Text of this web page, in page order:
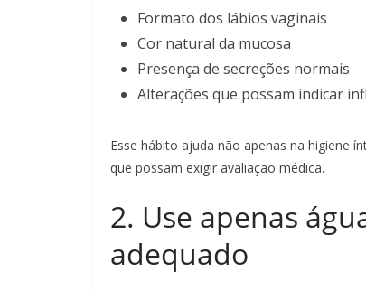
Formato dos lábios vaginais
Cor natural da mucosa
Presença de secreções normais
Alterações que possam indicar
Esse hábito ajuda não apenas na higiene
que possam exigir avaliação médica.
2. Use apenas
adequado